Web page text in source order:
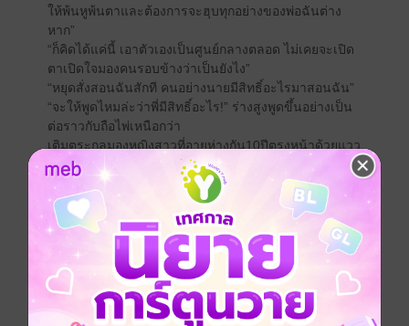
ให้พ้นหูพ้นตาและต้องการจะฮุบทุกอย่างของพ่อฉันต่าง
หาก”
“ก็คิดได้แค่นี้ เอาตัวเองเป็นศูนย์กลางตลอด ไม่เคยจะเปิด
ตาเปิดใจมองคนรอบข้างว่าเป็นยังไง”
“หยุดสั่งสอนฉันสักที คนอย่างนายมีสิทธิ์อะไรมาสอนฉัน”
“จะให้พูดไหมล่ะว่าพี่มีสิทธิ์อะไร!” ร่างสูงพูดขึ้นอย่างเป็น
ต่อราวกับถือไพ่เหนือกว่า
เติมตระกูลมองหญิงสาวที่อายุห่างกัน10ปีตรงหน้าด้วยแวว
ตาที่อ่านไม่ออก 5ปีที่ไม่ได้เจอกันนอกจากความสวยที่เพิ่ม
ขึ้นแล้วนอกนั้นไม่มีอะไรเปลี่ยนแปลงไปเลย ฤทธิ์เดชของ
เธอยังคงเส้นคงวาอยู่เช่นเดิม
................................................
“เราลองมีเซ็กส์บนรถกันดูไหมว่ามันจะเร้าใจขนาดไหน พี่
เองก็ยังไม่เคยลอง”พูดพร้อมกับเคาะนิ้วลงบนพวงมาลัยรถ
อย่างอารมณ์ดี ญานิศาหันมามองคนเอ่ยชวนแทบจะทันที
“มองแบบนี้สนใจเหมือนกันใช่ไหมล่ะ ว่าแต่ต้องหาข้าง
ทางที่มันมืดๆหน่อยนะ แถวนี้มันสว่างไปเดี๋ยวคนข้างนอก